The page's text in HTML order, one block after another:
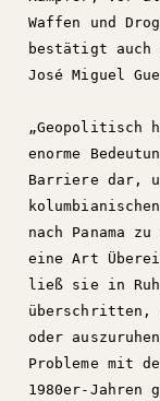
Waffen und
bestätigt auch
José Miguel
„Geopolitisch
enorme
Barriere dar,
nach Panama
eine Art
ließ sie in
überschritten,
oder
Probleme mit
1980er-